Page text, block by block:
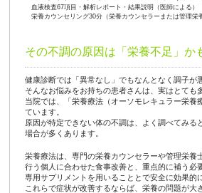
血液検査67項目・解析レポート・結果説明（医師による）
栄養カウンセリング30分（栄養カウンセラーまたは管理栄
その不調の原因は「栄養不足」か
健康診断では「異常なし」でもなんとなく調子が
そんなお悩みをお持ちの患者さんは、実はとても
当院では、「栄養療法（オーソモレキュラー栄養
ています。
原因が特定できない体の不調は、よく調べてみる
場合が多くあります。
栄養療法は、専門の栄養カウンセラーや管理栄養
行う個人に合わせた食事改善と、重点的に補う必
専用サプリメントを用いることとで安全に効果的
これらで症状が改善するならば、栄養の問題が大